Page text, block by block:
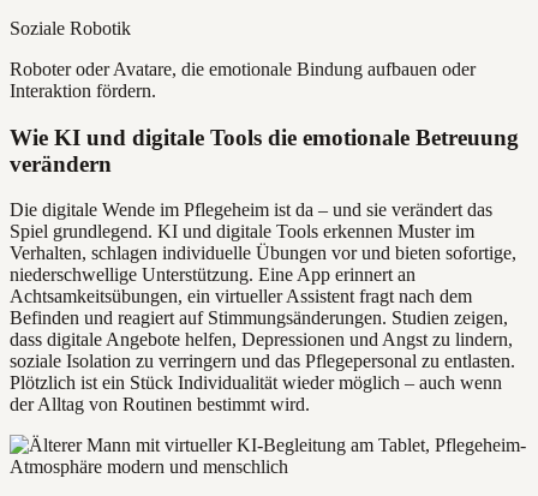
Soziale Robotik
Roboter oder Avatare, die emotionale Bindung aufbauen oder
Interaktion fördern.
Wie KI und digitale Tools die emotionale Betreuung
verändern
Die digitale Wende im Pflegeheim ist da – und sie verändert das
Spiel grundlegend. KI und digitale Tools erkennen Muster im
Verhalten, schlagen individuelle Übungen vor und bieten sofortige,
niederschwellige Unterstützung. Eine App erinnert an
Achtsamkeitsübungen, ein virtueller Assistent fragt nach dem
Befinden und reagiert auf Stimmungsänderungen. Studien zeigen,
dass digitale Angebote helfen, Depressionen und Angst zu lindern,
soziale Isolation zu verringern und das Pflegepersonal zu entlasten.
Plötzlich ist ein Stück Individualität wieder möglich – auch wenn
der Alltag von Routinen bestimmt wird.